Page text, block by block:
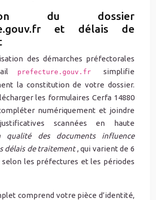
du dossier
et délais de
des démarches préfectorales
prefecture.gouv.fr simplifie
la constitution de votre dossier.
les formulaires Cerfa 14880
numériquement et joindre
scannées en haute
qualité des documents influence
délais de traitement, qui varient de 6
selon les préfectures et les périodes
comprend votre pièce d’identité,